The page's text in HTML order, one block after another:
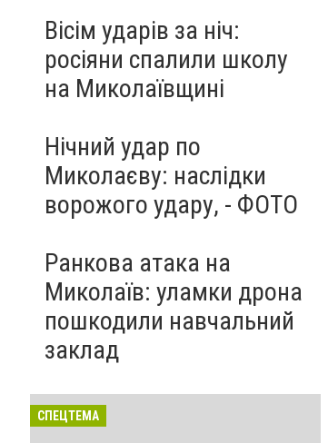
Вісім ударів за ніч:
росіяни спалили школу
на Миколаївщині
Нічний удар по
Миколаєву: наслідки
ворожого удару, - ФОТО
Ранкова атака на
Миколаїв: уламки дрона
пошкодили навчальний
заклад
СПЕЦТЕМА